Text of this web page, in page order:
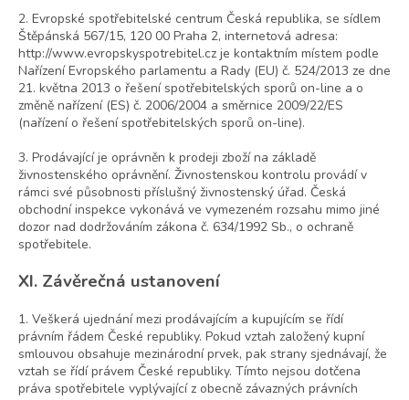
2. Evropské spotřebitelské centrum Česká republika, se sídlem
Štěpánská 567/15, 120 00 Praha 2, internetová adresa:
http://www.evropskyspotrebitel.cz je kontaktním místem podle
Nařízení Evropského parlamentu a Rady (EU) č. 524/2013 ze dne
21. května 2013 o řešení spotřebitelských sporů on-line a o
změně nařízení (ES) č. 2006/2004 a směrnice 2009/22/ES
(nařízení o řešení spotřebitelských sporů on-line).
3. Prodávající je oprávněn k prodeji zboží na základě
živnostenského oprávnění. Živnostenskou kontrolu provádí v
rámci své působnosti příslušný živnostenský úřad. Česká
obchodní inspekce vykonává ve vymezeném rozsahu mimo jiné
dozor nad dodržováním zákona č. 634/1992 Sb., o ochraně
spotřebitele.
XI. Závěrečná ustanovení
1. Veškerá ujednání mezi prodávajícím a kupujícím se řídí
právním řádem České republiky. Pokud vztah založený kupní
smlouvou obsahuje mezinárodní prvek, pak strany sjednávají, že
vztah se řídí právem České republiky. Tímto nejsou dotčena
práva spotřebitele vyplývající z obecně závazných právních